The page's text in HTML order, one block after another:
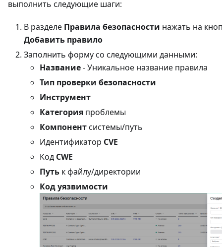
выполнить следующие шаги:
В разделе Правила безопасности нажать на
Добавить правило
Заполнить форму со следующими данными:
Название- Уникальное название правила
Тип проверки безопасности
Инструмент
Категория проблемы
Компонентсистемы/путь
Идентификатор CVE
Код CWE
Путь к файлу/директории
Код уязвимости